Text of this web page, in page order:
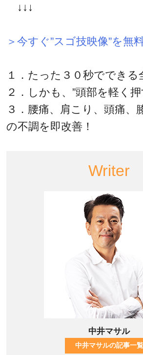
↓↓↓
＞今すぐ”スゴ技映像”を無
１．たった３０秒でできる
２．しかも、”頭部を軽く
３．腰痛、肩こり、頭痛、
の不調を即改善！
Writer
中井マサル
中井マサルの記事一覧